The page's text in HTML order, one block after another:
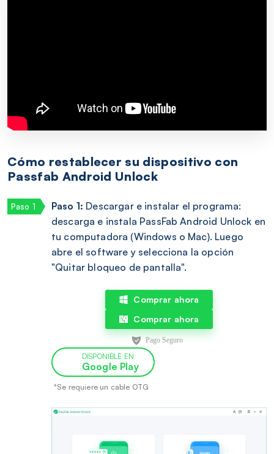
Cómo restablecer su dispositivo con
Passfab Android Unlock
Paso 1: Descargar e instalar el programa:
descarga e instala PassFab Android Unlock en
tu computadora (Windows o Mac). Luego
abre el software y selecciona la opción
"Quitar bloqueo de pantalla".
Comprar ahora
Comprar ahora
DISPONIBLE EN
Google Play
*Se requiere un cable OTG